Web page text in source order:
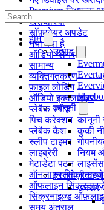
होम
उत्पाद
कानूनी
कानूनी
कुकी
नियम
दस्तावेज़ीकरण
अक्सर
Premium निःशुल्क
खरीदारियां
सॉफ़्टवेयर अपडेट
नया क्या है
ऑडियो प्लेयर
सामान्य
व्यक्तिगतकरण
फ़ाइल लोडिंग
ऑडियो इक्वलाइज़र
प्लेबैक स्पीड
पिच करेक्शन
प्लेबैक कैश
स्लीप टाइमर
लाइब्रेरी
मेटाडेटा पठन
ऑनलाइन
ऑफलाइन
सिंक्रनाइज़्ड
समय अंतराल